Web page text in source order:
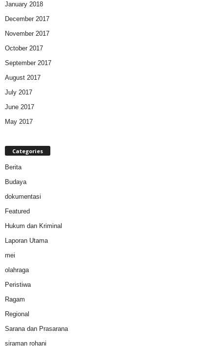
January 2018
December 2017
November 2017
October 2017
September 2017
August 2017
July 2017
June 2017
May 2017
Categories
Berita
Budaya
dokumentasi
Featured
Hukum dan Kriminal
Laporan Utama
mei
olahraga
Peristiwa
Ragam
Regional
Sarana dan Prasarana
siraman rohani